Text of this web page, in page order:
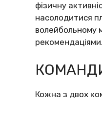
фізичну
насолодитися
волейбольному
рекомендаціями.
Кожна з двох